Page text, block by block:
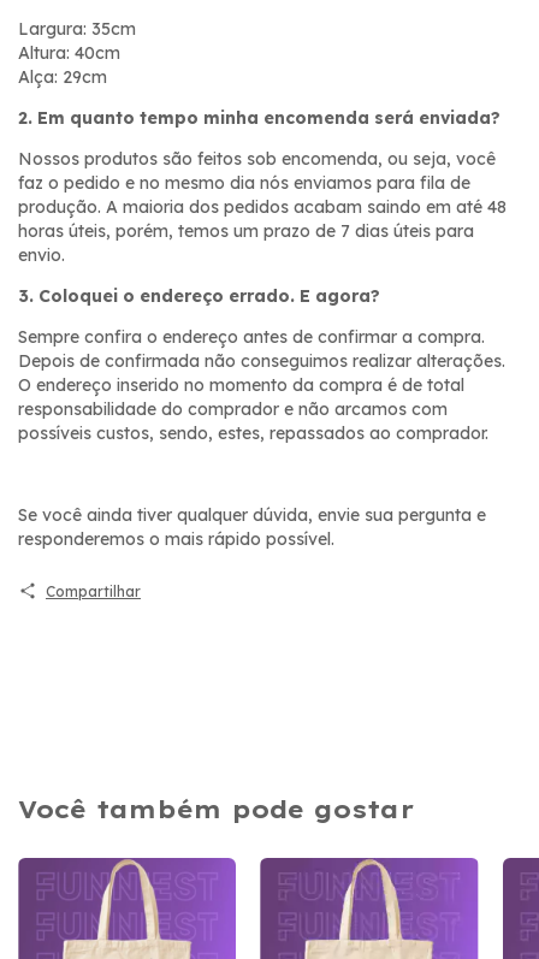
Largura: 35cm
Altura: 40cm
Alça: 29cm
2. Em quanto tempo minha encomenda será enviada?
Nossos produtos são feitos sob encomenda, ou seja, você
faz o pedido e no mesmo dia nós enviamos para fila de
produção. A maioria dos pedidos acabam saindo em até 48
horas úteis, porém, temos um prazo de 7 dias úteis para
envio.
3. Coloquei o endereço errado. E agora?
Sempre confira o endereço antes de confirmar a compra.
Depois de confirmada não conseguimos realizar alterações.
O endereço inserido no momento da compra é de total
responsabilidade do comprador e não arcamos com
possíveis custos, sendo, estes, repassados ao comprador.
Se você ainda tiver qualquer dúvida, envie sua pergunta e
responderemos o mais rápido possível.
Compartilhar
Você também pode gostar